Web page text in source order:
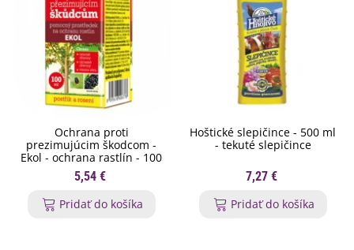
Ochrana proti
prezimujúcim škodcom -
Ekol - ochrana rastlín - 100
ml
5,54 €
Pridať do košíka
Hoštické slepičince - 500 ml
- tekuté slepičince
7,27 €
Pridať do košíka